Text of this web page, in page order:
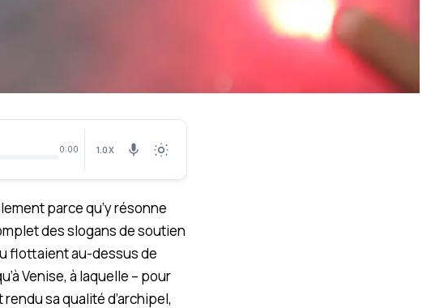
0:00 1.0X
parce qu’y résonne
des slogans de soutien
flottaient au-dessus de
Venise, à laquelle – pour
sa qualité d’archipel,